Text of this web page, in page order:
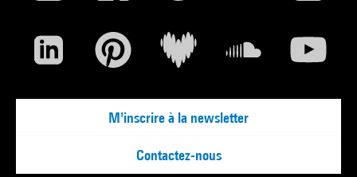
M'inscrire à la newsletter
Contactez-nous